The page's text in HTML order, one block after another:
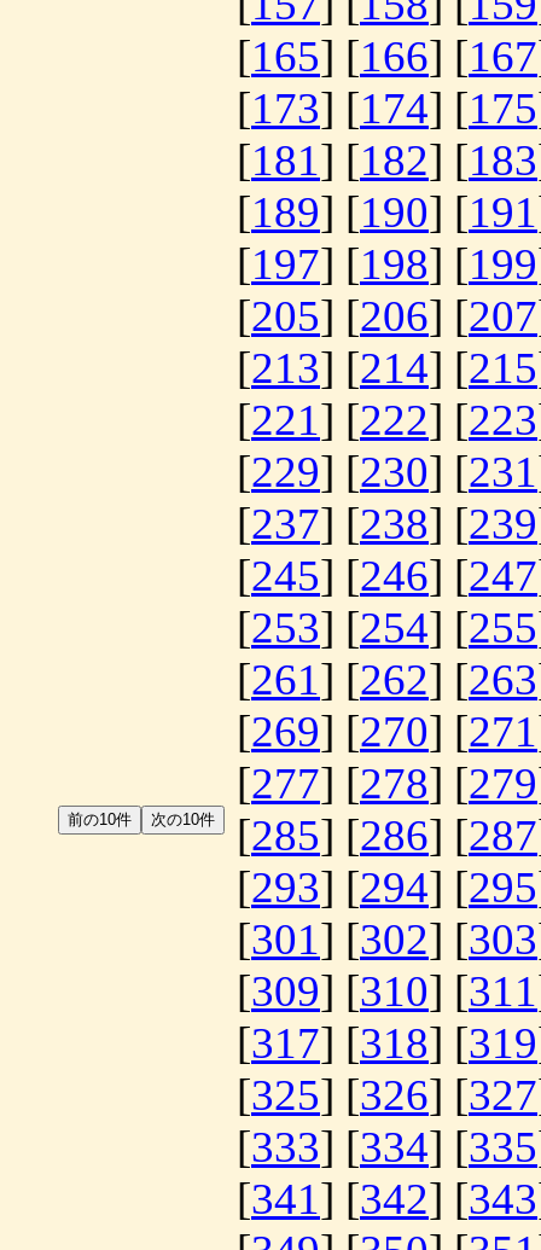
[165] [166] [167
[173] [174] [175
[181] [182] [183
[189] [190] [191
[197] [198] [199
[205] [206] [207
[213] [214] [215
[221] [222] [223
[229] [230] [231
[237] [238] [239
[245] [246] [247
[253] [254] [255
[261] [262] [263
[269] [270] [271
[277] [278] [279
[285] [286] [287
[293] [294] [295
[301] [302] [303
[309] [310] [311
[317] [318] [319
[325] [326] [327
[333] [334] [335
[341] [342] [343